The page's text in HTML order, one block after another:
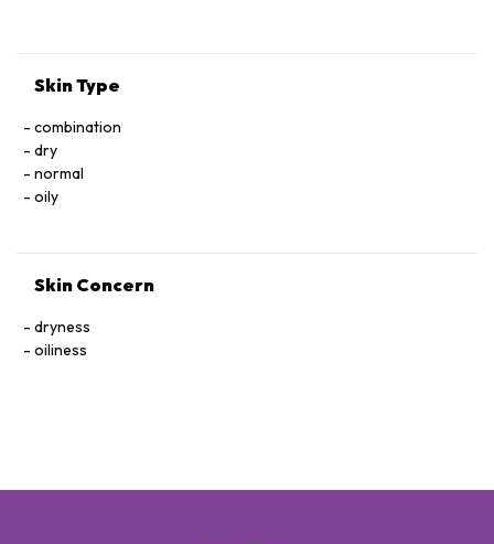
Skin Type
combination
dry
normal
oily
Skin Concern
dryness
oiliness